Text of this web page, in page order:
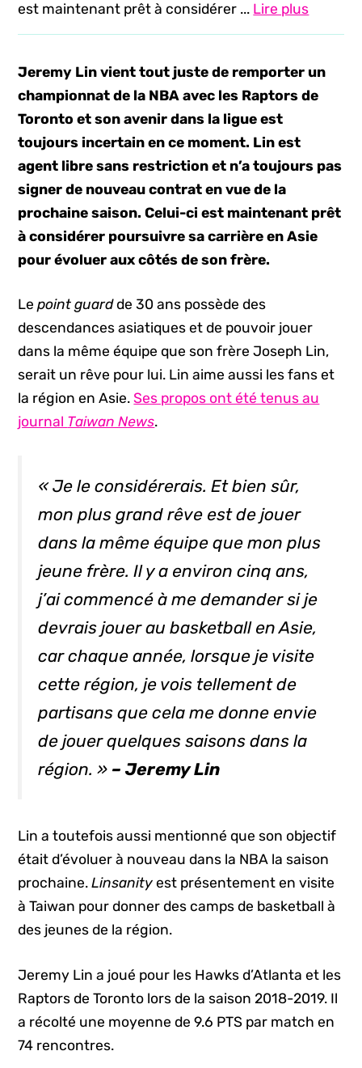
est maintenant prêt à considérer ... Lire plus
Jeremy Lin vient tout juste de remporter un
championnat de la NBA avec les Raptors de
Toronto et son avenir dans la ligue est
toujours incertain en ce moment. Lin est
agent libre sans restriction et n’a toujours pas
signer de nouveau contrat en vue de la
prochaine saison. Celui-ci est maintenant prêt
à considérer poursuivre sa carrière en Asie
pour évoluer aux côtés de son frère.
Lepoint guardde 30 ans possède des
descendances asiatiques et de pouvoir jouer
dans la même équipe que son frère Joseph Lin,
serait un rêve pour lui. Lin aime aussi les fans et
la région en Asie.Ses propos ont été tenus au
journal Taiwan News.
« Je le considérerais. Et bien sûr,
mon plus grand rêve est de jouer
dans la même équipe que mon plus
jeune frère. Il y a environ cinq ans,
j’ai commencé à me demander si je
devrais jouer au basketball en Asie,
car chaque année, lorsque je visite
cette région, je vois tellement de
partisans que cela me donne envie
de jouer quelques saisons dans la
région. » – Jeremy Lin
Lin a toutefois aussi mentionné que son objectif
était d’évoluer à nouveau dans la NBA la saison
prochaine.Linsanity est présentement en visite
à Taiwan pour donner des camps de basketball à
des jeunes de la région.
Jeremy Lin a joué pour les Hawks d’Atlanta et les
Raptors de Toronto lors de la saison 2018-2019. Il
a récolté une moyenne de 9.6 PTS par match en
74 rencontres.